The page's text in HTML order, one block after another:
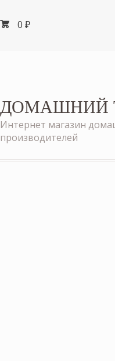
0 ₽
ДОМАШНИЙ
Интернет магазин
производителей